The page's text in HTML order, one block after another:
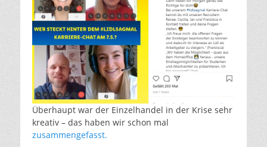
Überhaupt war der Einzelhandel in der Krise sehr
kreativ – das haben wir schon mal
zusammengefasst.